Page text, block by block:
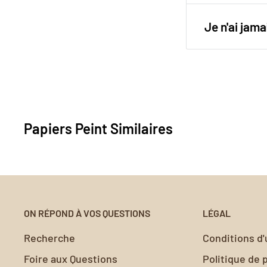
Utilisez
Pour une
papier peint
surfaces et
valeur nos
Je n'ai
Votre
Nous vous
Papiers Peint Similaires
ON RÉPOND À VOS QUESTIONS
Recherche
Foire aux Questions
LÉGAL
Conditions
Politique de